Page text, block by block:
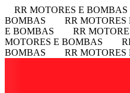
RR MOTORES E BOMBAS
BOMBAS
RR MOTORES
E BOMBAS
RR
MOTORES E BOMBAS
BOMBAS
RR MOTORES